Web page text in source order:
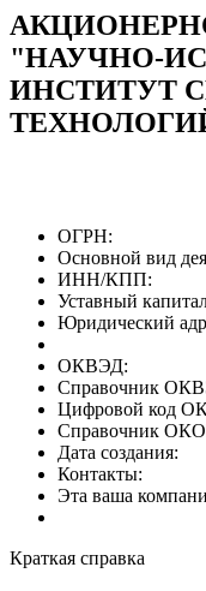
"НАУЧНО-
ИНСТИТУТ
ОГРН:
Основной вид
ИНН/КПП:
Уставный
Юридический
ОКВЭД:
Справочник
Цифровой код
Справочник
Дата создания:
Контакты:
Эта ваша
Краткая справка